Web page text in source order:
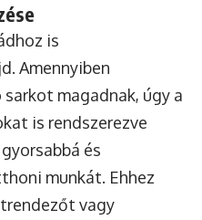
is
Amennyiben
magadnak, úgy a
is rendszerezve
és
munkát. Ehhez
vagy